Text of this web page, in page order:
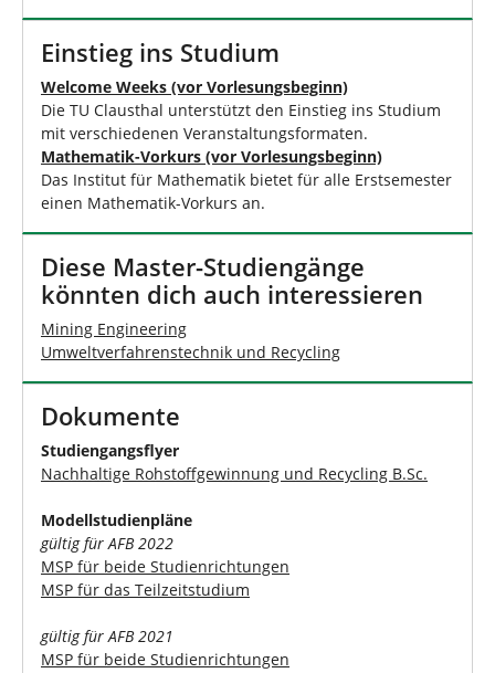
Einstieg ins Studium
Welcome Weeks (vor Vorlesungsbeginn)
Die TU Clausthal unterstützt den Einstieg ins Studium
mit verschiedenen Veranstaltungsformaten.
Mathematik-Vorkurs (vor Vorlesungsbeginn)
Das Institut für Mathematik bietet für alle Erstsemester
einen Mathematik-Vorkurs an.
Diese Master-Studiengänge
könnten dich auch interessieren
Mining Engineering
Umweltverfahrenstechnik und Recycling
Dokumente
Studiengangsflyer
Nachhaltige Rohstoffgewinnung und Recycling B.Sc.
Modellstudienpläne
gültig für AFB 2022
MSP für beide Studienrichtungen
MSP für das Teilzeitstudium
gültig für AFB 2021
MSP für beide Studienrichtungen